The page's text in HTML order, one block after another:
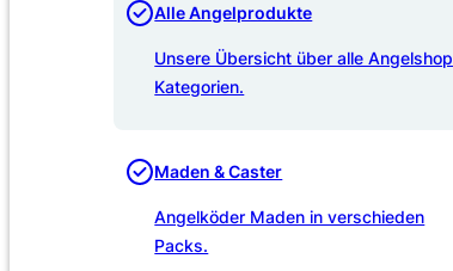
Alle Angelprodukte
Unsere Übersicht über alle Angelshop
Kategorien.
Maden & Caster
Angelköder Maden in verschieden
Packs.